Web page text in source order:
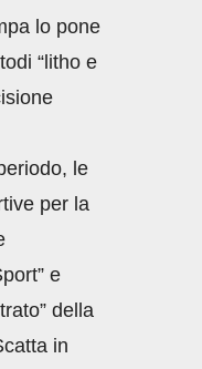
lo pone
“litho e
le
per la
e
della
in